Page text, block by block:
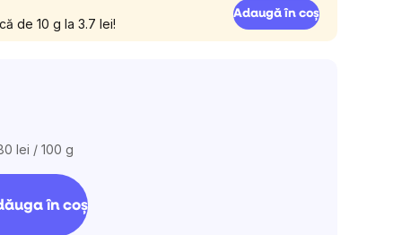
de 10 g la 3.7 lei!
Adaugă în coș
lei / 100 g
în coş